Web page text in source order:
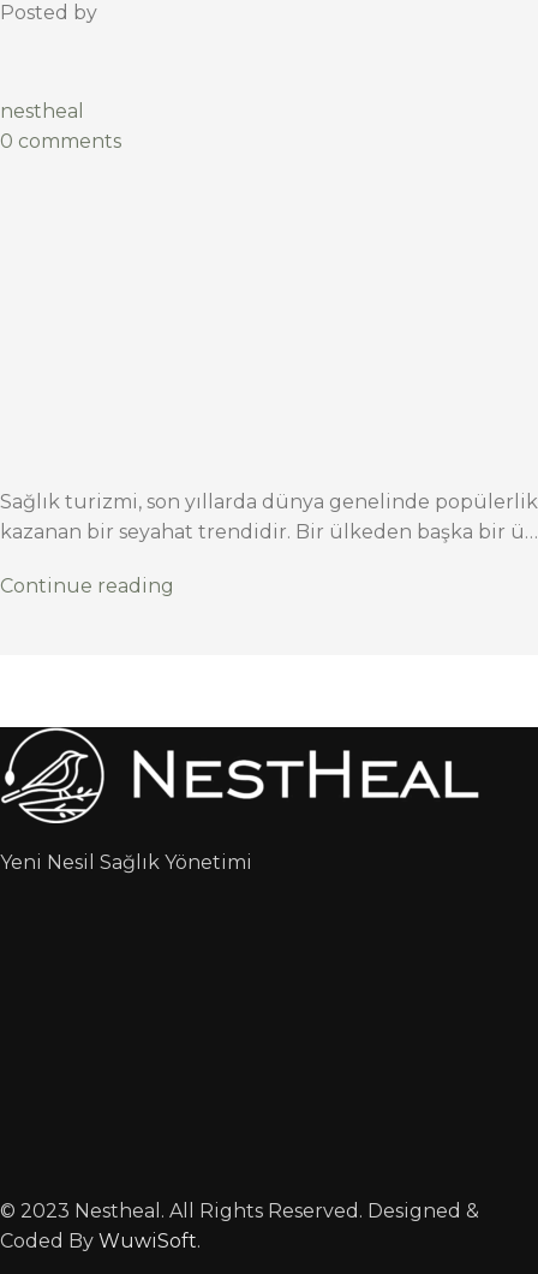
Posted by
nestheal
0 comments
Sağlık turizmi, son yıllarda dünya genelinde popülerlik
kazanan bir seyahat trendidir. Bir ülkeden başka bir ü…
Continue reading
Yeni Nesil Sağlık Yönetimi
© 2023 Nestheal. All Rights Reserved. Designed &
Coded By WuwiSoft.